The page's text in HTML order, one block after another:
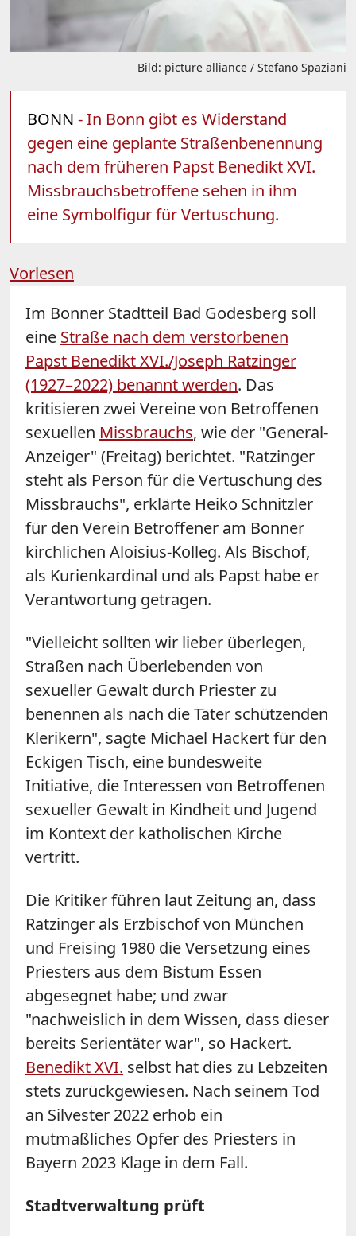
Bild: picture alliance / Stefano Spaziani
BONN - In Bonn gibt es Widerstand
gegen eine geplante Straßenbenennung
nach dem früheren Papst Benedikt XVI.
Missbrauchsbetroffene sehen in ihm
eine Symbolfigur für Vertuschung.
Vorlesen
Im Bonner Stadtteil Bad Godesberg soll
eine Straße nach dem verstorbenen
Papst Benedikt XVI./Joseph Ratzinger
(1927–2022) benannt werden. Das
kritisieren zwei Vereine von Betroffenen
sexuellen Missbrauchs, wie der "General-
Anzeiger" (Freitag) berichtet. "Ratzinger
steht als Person für die Vertuschung des
Missbrauchs", erklärte Heiko Schnitzler
für den Verein Betroffener am Bonner
kirchlichen Aloisius-Kolleg. Als Bischof,
als Kurienkardinal und als Papst habe er
Verantwortung getragen.
"Vielleicht sollten wir lieber überlegen,
Straßen nach Überlebenden von
sexueller Gewalt durch Priester zu
benennen als nach die Täter schützenden
Klerikern", sagte Michael Hackert für den
Eckigen Tisch, eine bundesweite
Initiative, die Interessen von Betroffenen
sexueller Gewalt in Kindheit und Jugend
im Kontext der katholischen Kirche
vertritt.
Die Kritiker führen laut Zeitung an, dass
Ratzinger als Erzbischof von München
und Freising 1980 die Versetzung eines
Priesters aus dem Bistum Essen
abgesegnet habe; und zwar
"nachweislich in dem Wissen, dass dieser
bereits Serientäter war", so Hackert.
Benedikt XVI. selbst hat dies zu Lebzeiten
stets zurückgewiesen. Nach seinem Tod
an Silvester 2022 erhob ein
mutmaßliches Opfer des Priesters in
Bayern 2023 Klage in dem Fall.
Stadtverwaltung prüft